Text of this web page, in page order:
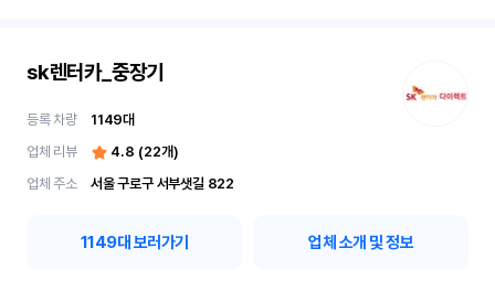
sk렌터카_중장기
등록 차량 1149대
업체 리뷰
4.8 (22개)
업체 주소
서울 구로구 서부샛길 822
1149대 보러가기 업체 소개 및 정보